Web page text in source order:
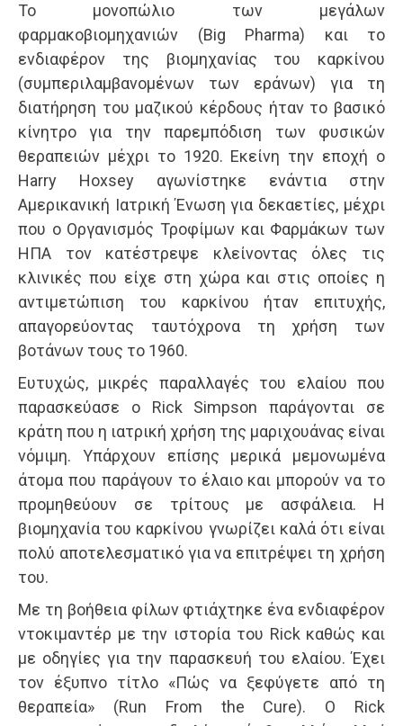
Το μονοπώλιο των μεγάλων
φαρμακοβιομηχανιών (Big Pharma) και το
ενδιαφέρον της βιομηχανίας του καρκίνου
(συμπεριλαμβανομένων των εράνων) για τη
διατήρηση του μαζικού κέρδους ήταν το βασικό
κίνητρο για την παρεμπόδιση των φυσικών
θεραπειών μέχρι το 1920. Εκείνη την εποχή ο
Harry Hoxsey αγωνίστηκε ενάντια στην
Αμερικανική Ιατρική Ένωση για δεκαετίες, μέχρι
που ο Οργανισμός Τροφίμων και Φαρμάκων των
ΗΠΑ τον κατέστρεψε κλείνοντας όλες τις
κλινικές που είχε στη χώρα και στις οποίες η
αντιμετώπιση του καρκίνου ήταν επιτυχής,
απαγορεύοντας ταυτόχρονα τη χρήση των
βοτάνων τους το 1960.
Ευτυχώς, μικρές παραλλαγές του ελαίου που
παρασκεύασε ο Rick Simpson παράγονται σε
κράτη που η ιατρική χρήση της μαριχουάνας είναι
νόμιμη. Υπάρχουν επίσης μερικά μεμονωμένα
άτομα που παράγουν το έλαιο και μπορούν να το
προμηθεύουν σε τρίτους με ασφάλεια. Η
βιομηχανία του καρκίνου γνωρίζει καλά ότι είναι
πολύ αποτελεσματικό για να επιτρέψει τη χρήση
του.
Με τη βοήθεια φίλων φτιάχτηκε ένα ενδιαφέρον
ντοκιμαντέρ με την ιστορία του Rick καθώς και
με οδηγίες για την παρασκευή του ελαίου. Έχει
τον έξυπνο τίτλο «Πώς να ξεφύγετε από τη
θεραπεία» (Run From the Cure). Ο Rick